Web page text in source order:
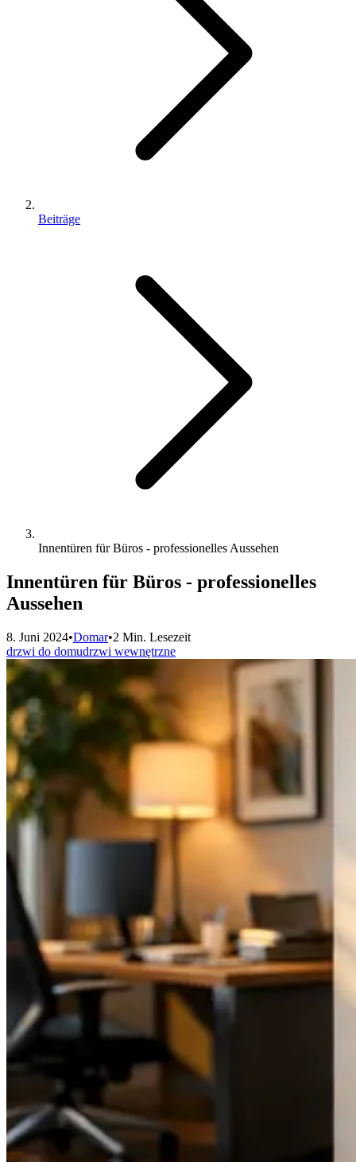
Beiträge
Innentüren für Büros - professionelles Aussehen
Innentüren für Büros - professionelles
Aussehen
8. Juni 2024•Domar•2 Min. Lesezeit
drzwi do domudrzwi wewnętrzne